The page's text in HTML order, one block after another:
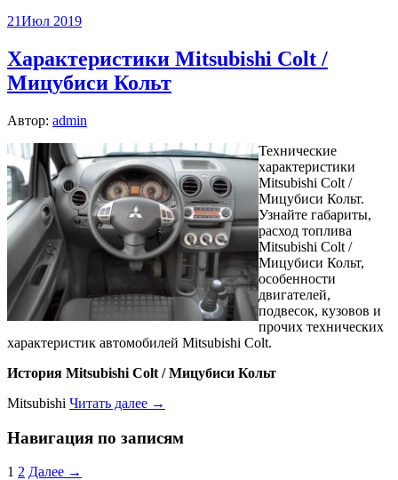
21Июл 2019
Характеристики Mitsubishi Colt /
Мицубиси Кольт
Автор: admin
Технические
характеристики
Mitsubishi Colt /
Мицубиси Кольт.
Узнайте габариты,
расход топлива
Mitsubishi Colt /
Мицубиси Кольт,
особенности
двигателей,
подвесок, кузовов и
прочих технических
характеристик автомобилей Mitsubishi Colt.
История Mitsubishi Colt / Мицубиси Кольт
Mitsubishi Читать далее →
Навигация по записям
1 2 Далее →